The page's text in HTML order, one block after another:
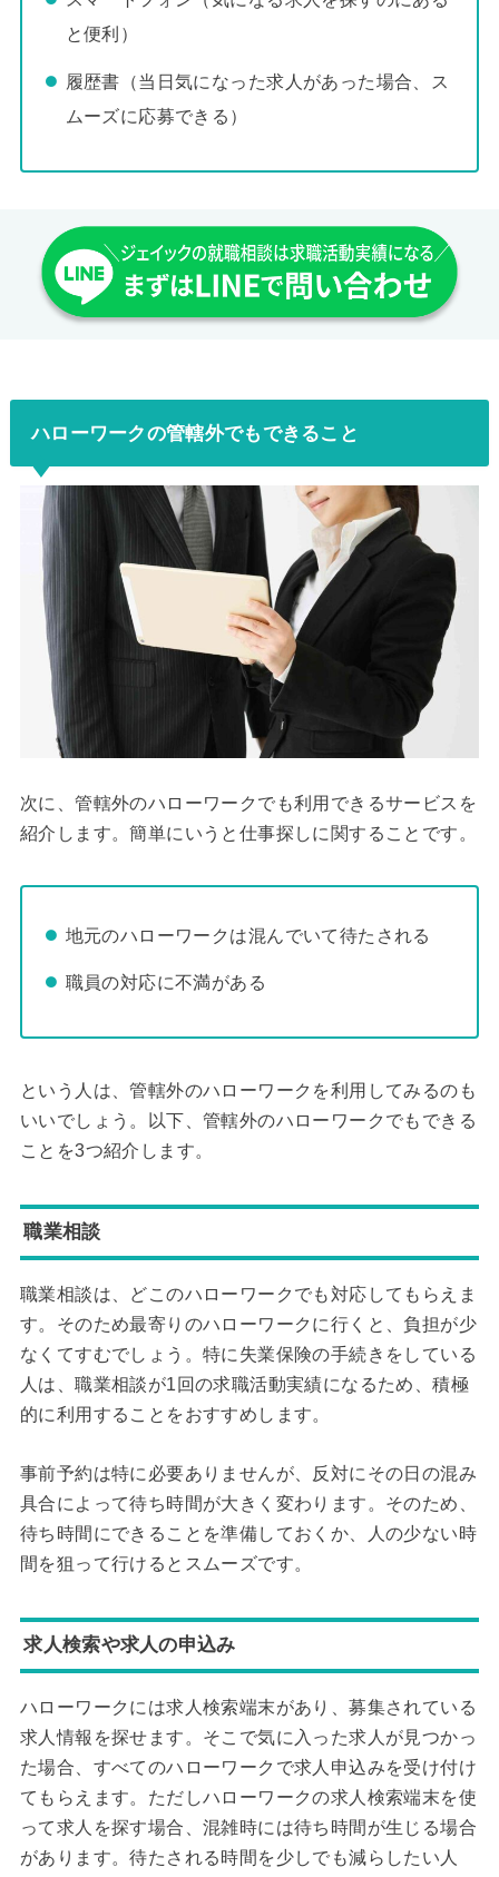
と便利）
履歴書（当日気になった求人があった場合、ス
ムーズに応募できる）
ハローワークの管轄外でもできること
次に、管轄外のハローワークでも利用できるサービスを
紹介します。簡単にいうと仕事探しに関することです。
地元のハローワークは混んでいて待たされる
職員の対応に不満がある
という人は、管轄外のハローワークを利用してみるのも
いいでしょう。以下、管轄外のハローワークでもできる
ことを3つ紹介します。
職業相談
職業相談は、どこのハローワークでも対応してもらえま
す。そのため最寄りのハローワークに行くと、負担が少
なくてすむでしょう。特に失業保険の手続きをしている
人は、職業相談が1回の求職活動実績になるため、積極
的に利用することをおすすめします。
事前予約は特に必要ありませんが、反対にその日の混み
具合によって待ち時間が大きく変わります。そのため、
待ち時間にできることを準備しておくか、人の少ない時
間を狙って行けるとスムーズです。
求人検索や求人の申込み
ハローワークには求人検索端末があり、募集されている
求人情報を探せます。そこで気に入った求人が見つかっ
た場合、すべてのハローワークで求人申込みを受け付け
てもらえます。ただしハローワークの求人検索端末を使
って求人を探す場合、混雑時には待ち時間が生じる場合
があります。待たされる時間を少しでも減らしたい人